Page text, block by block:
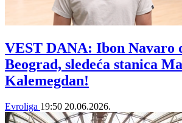
VEST DANA: Ibon Navaro
Beograd, sledeća stanica
Kalemegdan!
Evroliga 19:50 20.06.2026.